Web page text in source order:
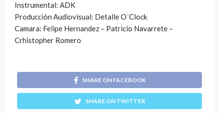
Instrumental: ADK
Producción Audiovisual: Detalle O´Clock
Camara: Felipe Hernandez – Patricio Navarrete –
Crhistopher Romero
SHARE ON FACEBOOK
SHARE ON TWITTER